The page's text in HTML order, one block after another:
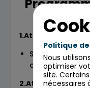
1.Atelier Testing
Session
approche du
2.Atelier Création
Politique
Nous
optimiser
site.
nécessaires